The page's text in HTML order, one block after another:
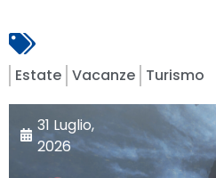
Estate Vacanze Turismo
31 Luglio,
2026